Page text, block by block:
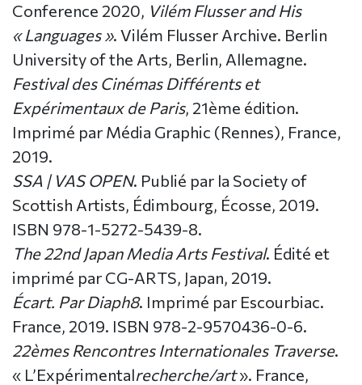
Conference 2020, Vilém Flusser and His
« Languages ». Vilém Flusser Archive. Berlin
University of the Arts, Berlin, Allemagne.
Festival des Cinémas Différents et
Expérimentaux de Paris, 21ème édition.
Imprimé par Média Graphic (Rennes), France,
2019.
SSA | VAS OPEN. Publié par la Society of
Scottish Artists, Édimbourg, Écosse, 2019.
ISBN 978-1-5272-5439-8.
The 22nd Japan Media Arts Festival. Édité et
imprimé par CG-ARTS, Japan, 2019.
Écart. Par Diaph8. Imprimé par Escourbiac.
France, 2019. ISBN 978-2-9570436-0-6.
22èmes Rencontres Internationales Traverse.
« L’Expérimentalrecherche/art». France,